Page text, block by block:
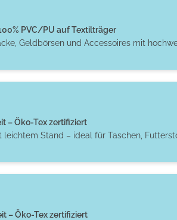
PVC/PU auf Textilträger
Geldbörsen und Accessoires mit
– Öko-Tex zertifiziert
Stand – ideal für Taschen,
– Öko-Tex zertifiziert